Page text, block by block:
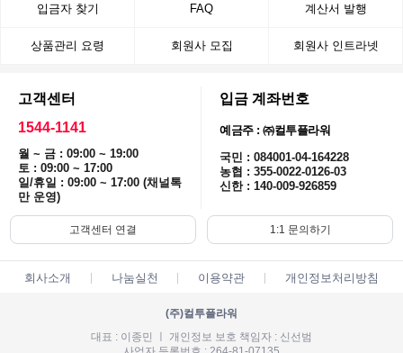
입금자 찾기 FAQ 계산서 발행
상품관리 요령 회원사 모집 회원사 인트라넷
고객센터
1544-1141
월 ~ 금 : 09:00 ~ 19:00
토 : 09:00 ~ 17:00
일/휴일 : 09:00 ~ 17:00 (채널톡
만 운영)
입금 계좌번호
예금주 : ㈜컬투플라워
국민 : 084001-04-164228
농협 : 355-0022-0126-03
신한 : 140-009-926859
고객센터 연결 1:1 문의하기
회사소개 나눔실천 이용약관 개인정보처리방침
(주)컬투플라워
대표 : 이종민 ㅣ 개인정보 보호 책임자 : 신선범